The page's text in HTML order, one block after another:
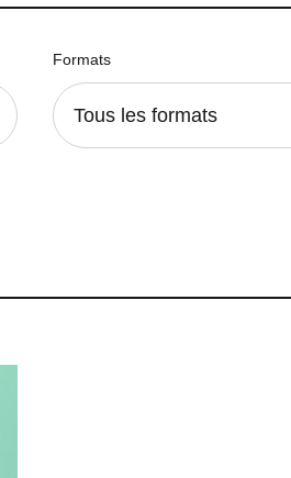
Formats
Tous les formats